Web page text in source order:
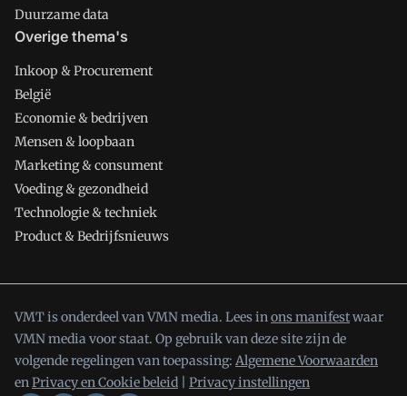
Duurzame data
Overige thema's
Inkoop & Procurement
België
Economie & bedrijven
Mensen & loopbaan
Marketing & consument
Voeding & gezondheid
Technologie & techniek
Product & Bedrijfsnieuws
VMT is onderdeel van VMN media. Lees inons manifestwaar
VMN media voor staat. Op gebruik van deze site zijn de
volgende regelingen van toepassing: Algemene Voorwaarden
enPrivacy en Cookie beleid Privacy instellingen